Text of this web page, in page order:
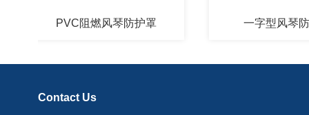
PVC阻燃风琴防护罩 一字型风琴防护罩
Contact Us